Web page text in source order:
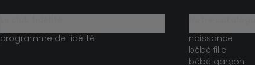
programme de fidélité
naissance
bébé fille
bébé garçon